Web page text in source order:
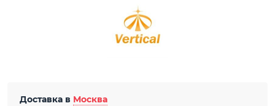
Доставка в Москва